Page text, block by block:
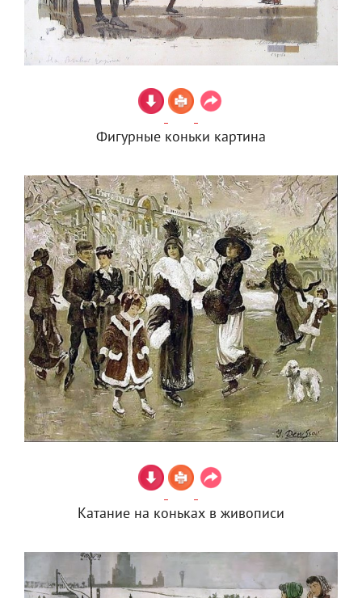
Фигурные коньки картина
Катание на коньках в живописи